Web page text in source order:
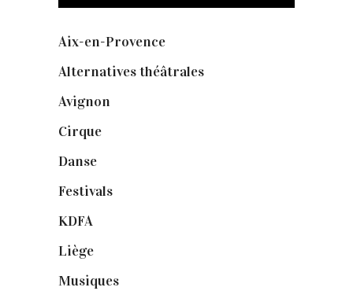
Aix-en-Provence
Alternatives théâtrales
Avignon
Cirque
Danse
Festivals
KDFA
Liège
Musiques